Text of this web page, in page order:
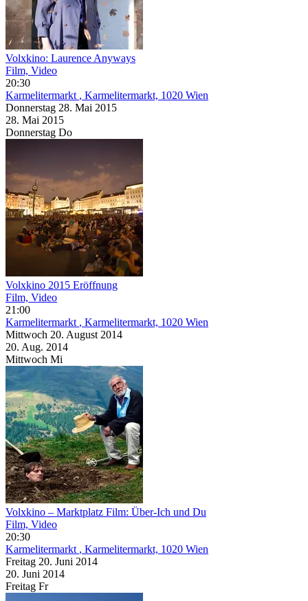
Volxkino: Laurence Anyways
Film, Video
20:30
Karmelitermarkt , Karmelitermarkt, 1020 Wien
Donnerstag 28. Mai 2015
28. Mai 2015
Donnerstag Do
Volxkino 2015 Eröffnung
Film, Video
21:00
Karmelitermarkt , Karmelitermarkt, 1020 Wien
Mittwoch 20. August 2014
20. Aug. 2014
Mittwoch Mi
Volxkino – Marktplatz Film: Über-Ich und Du
Film, Video
20:30
Karmelitermarkt , Karmelitermarkt, 1020 Wien
Freitag 20. Juni 2014
20. Juni 2014
Freitag Fr